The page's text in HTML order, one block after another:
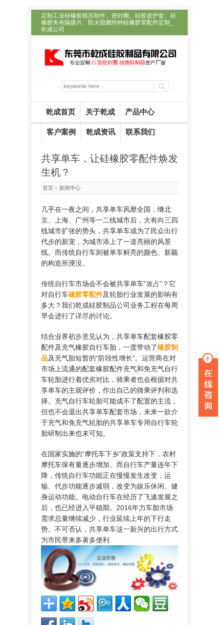
定制工业硅橡胶模压制件、密封圈、硅胶皮护套、硅
橡胶夹布隔膜片、防火阻燃特种硅橡胶零配件定制_
乾成公司
乾成首页 关于乾成 产品中心
客户案例 乾成资讯 联系我们
共享单车，让硅橡胶零配件焕发
生机？
首页 » 新闻中心
几乎在一夜之间，共享单车风靡全国，继北
京、上海、广州等一二线城市后，大有向三四
线城市扩张的势头，共享单车成为了民众出行
代步的新宠，为城市添上了一道亮丽的风景
线。而传统自行车则被单车鲜亮的颜色、新颖
的构造所湮没。
传统自行车市场会不会被共享单车“攻占”？它
对自行车橡胶零配件及轮胎行业发展的影响有
多大？我们乾成硅胶制品公司业务工程在每周
早会进行了详尽的讨论。
结合业界初步意见认为，共享单车配套橡胶零
配件及充气橡胶自行车胎，一度带动了橡胶制
品及充气胎短暂的“阶段性增长”。运营商在对
市场上流通的配套橡胶配件充气和免充气自行
车轮胎进行着优劣对比，骑乘者也会根据对共
享单车的主观评价，作出自己的骑乘评判和选
择。充气自行车轮胎可能成不了配置的主流，
但也不会退出共享单车配套市场，未来一款介
于充气和免充气轮胎的共享单车专用自行车轮
胎研制出来也未可知。
在国家实施的“摩托车下乡”政策支持下，农村
摩托车保有量逐步增加。而自行车产量连年下
降，传统自行车功能正在慢慢发生改变，运
输、代步功能逐步减弱，改变为娱乐休闲、健
身运动功能。电动自行车在经历了飞速发展之
后，也已经进入平稳期。2016年力车胎市场
需求总量继续减少，行业延续上年的下行走
势。不可否认，共享单车这一新兴的出行方式
为市民带来多著多便利.